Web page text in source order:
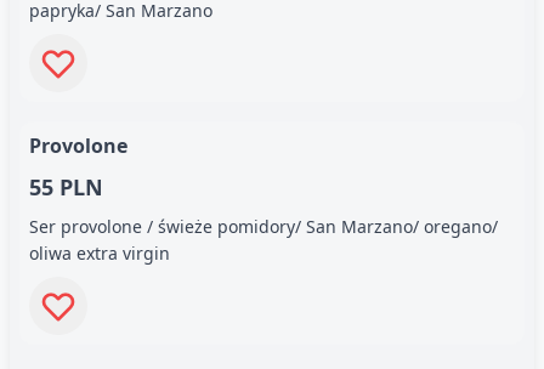
papryka/ San Marzano
Provolone
55 PLN
Ser provolone / świeże pomidory/ San Marzano/ oregano/
oliwa extra virgin